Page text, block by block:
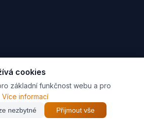
cookies
základní funkčnost webu a pro
Více informací
nezbytné Přijmout vše